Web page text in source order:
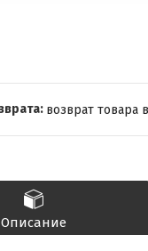
возврат товара
Описание